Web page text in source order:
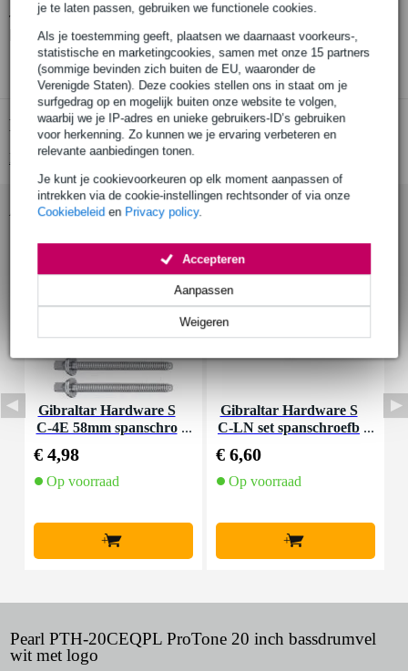
je te laten passen, gebruiken we functionele cookies.
Als je toestemming geeft, plaatsen we daarnaast voorkeurs-,
statistische en marketingcookies, samen met onze 15 partners
(sommige bevinden zich buiten de EU, waaronder de
Verenigde Staten). Deze cookies stellen ons in staat om je
surfgedrag op en mogelijk buiten onze website te volgen,
waarbij we je IP-adres en unieke gebruikers-ID’s gebruiken
voor herkenning. Zo kunnen we je ervaring verbeteren en
relevante aanbiedingen tonen.
Je kunt je cookievoorkeuren op elk moment aanpassen of
intrekken via de cookie-instellingen rechtsonder of via onze
Cookiebeleid en Privacy policy.
Weigeren
Aanpassen
Accepteren
Twijfel je of de Pearl PTH-20CEQPL ProTone 20 inch
bassdrumvel wit met logobij je past? Doe de check.
Start de check
Productinformatie
Bekijk alle productspecificaties
Accessoires (4)
Gibraltar Hardware S
C-4E 58mm spanschro
€ 4,98
Op voorraad
+
Gibraltar Hardware S
C-LN set spanschroefb
€ 6,60
Op voorraad
+
Pearl PTH-20CEQPL ProTone 20 inch bassdrumvel
wit met logo